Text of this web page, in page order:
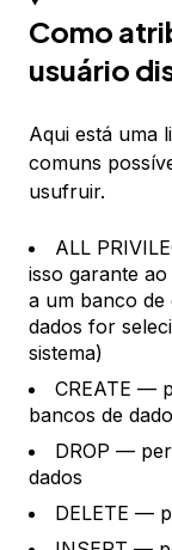
Como
usuário
Aqui está uma
comuns
usufruir.
ALL
isso garante
a um banco de
dados for
sistema)
CREATE —
bancos de
DROP —
dados
DELETE —